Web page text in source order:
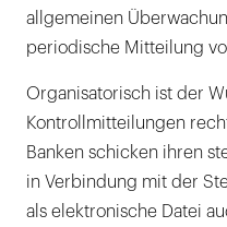
allgemeinen
periodische Mitteilung
Organisatorisch ist der
Kontrollmitteilungen
Banken schicken ihren
in Verbindung mit der
als elektronische Datei